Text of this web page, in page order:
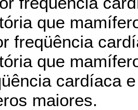
que
freqüência
que
cardíaca
maiores.